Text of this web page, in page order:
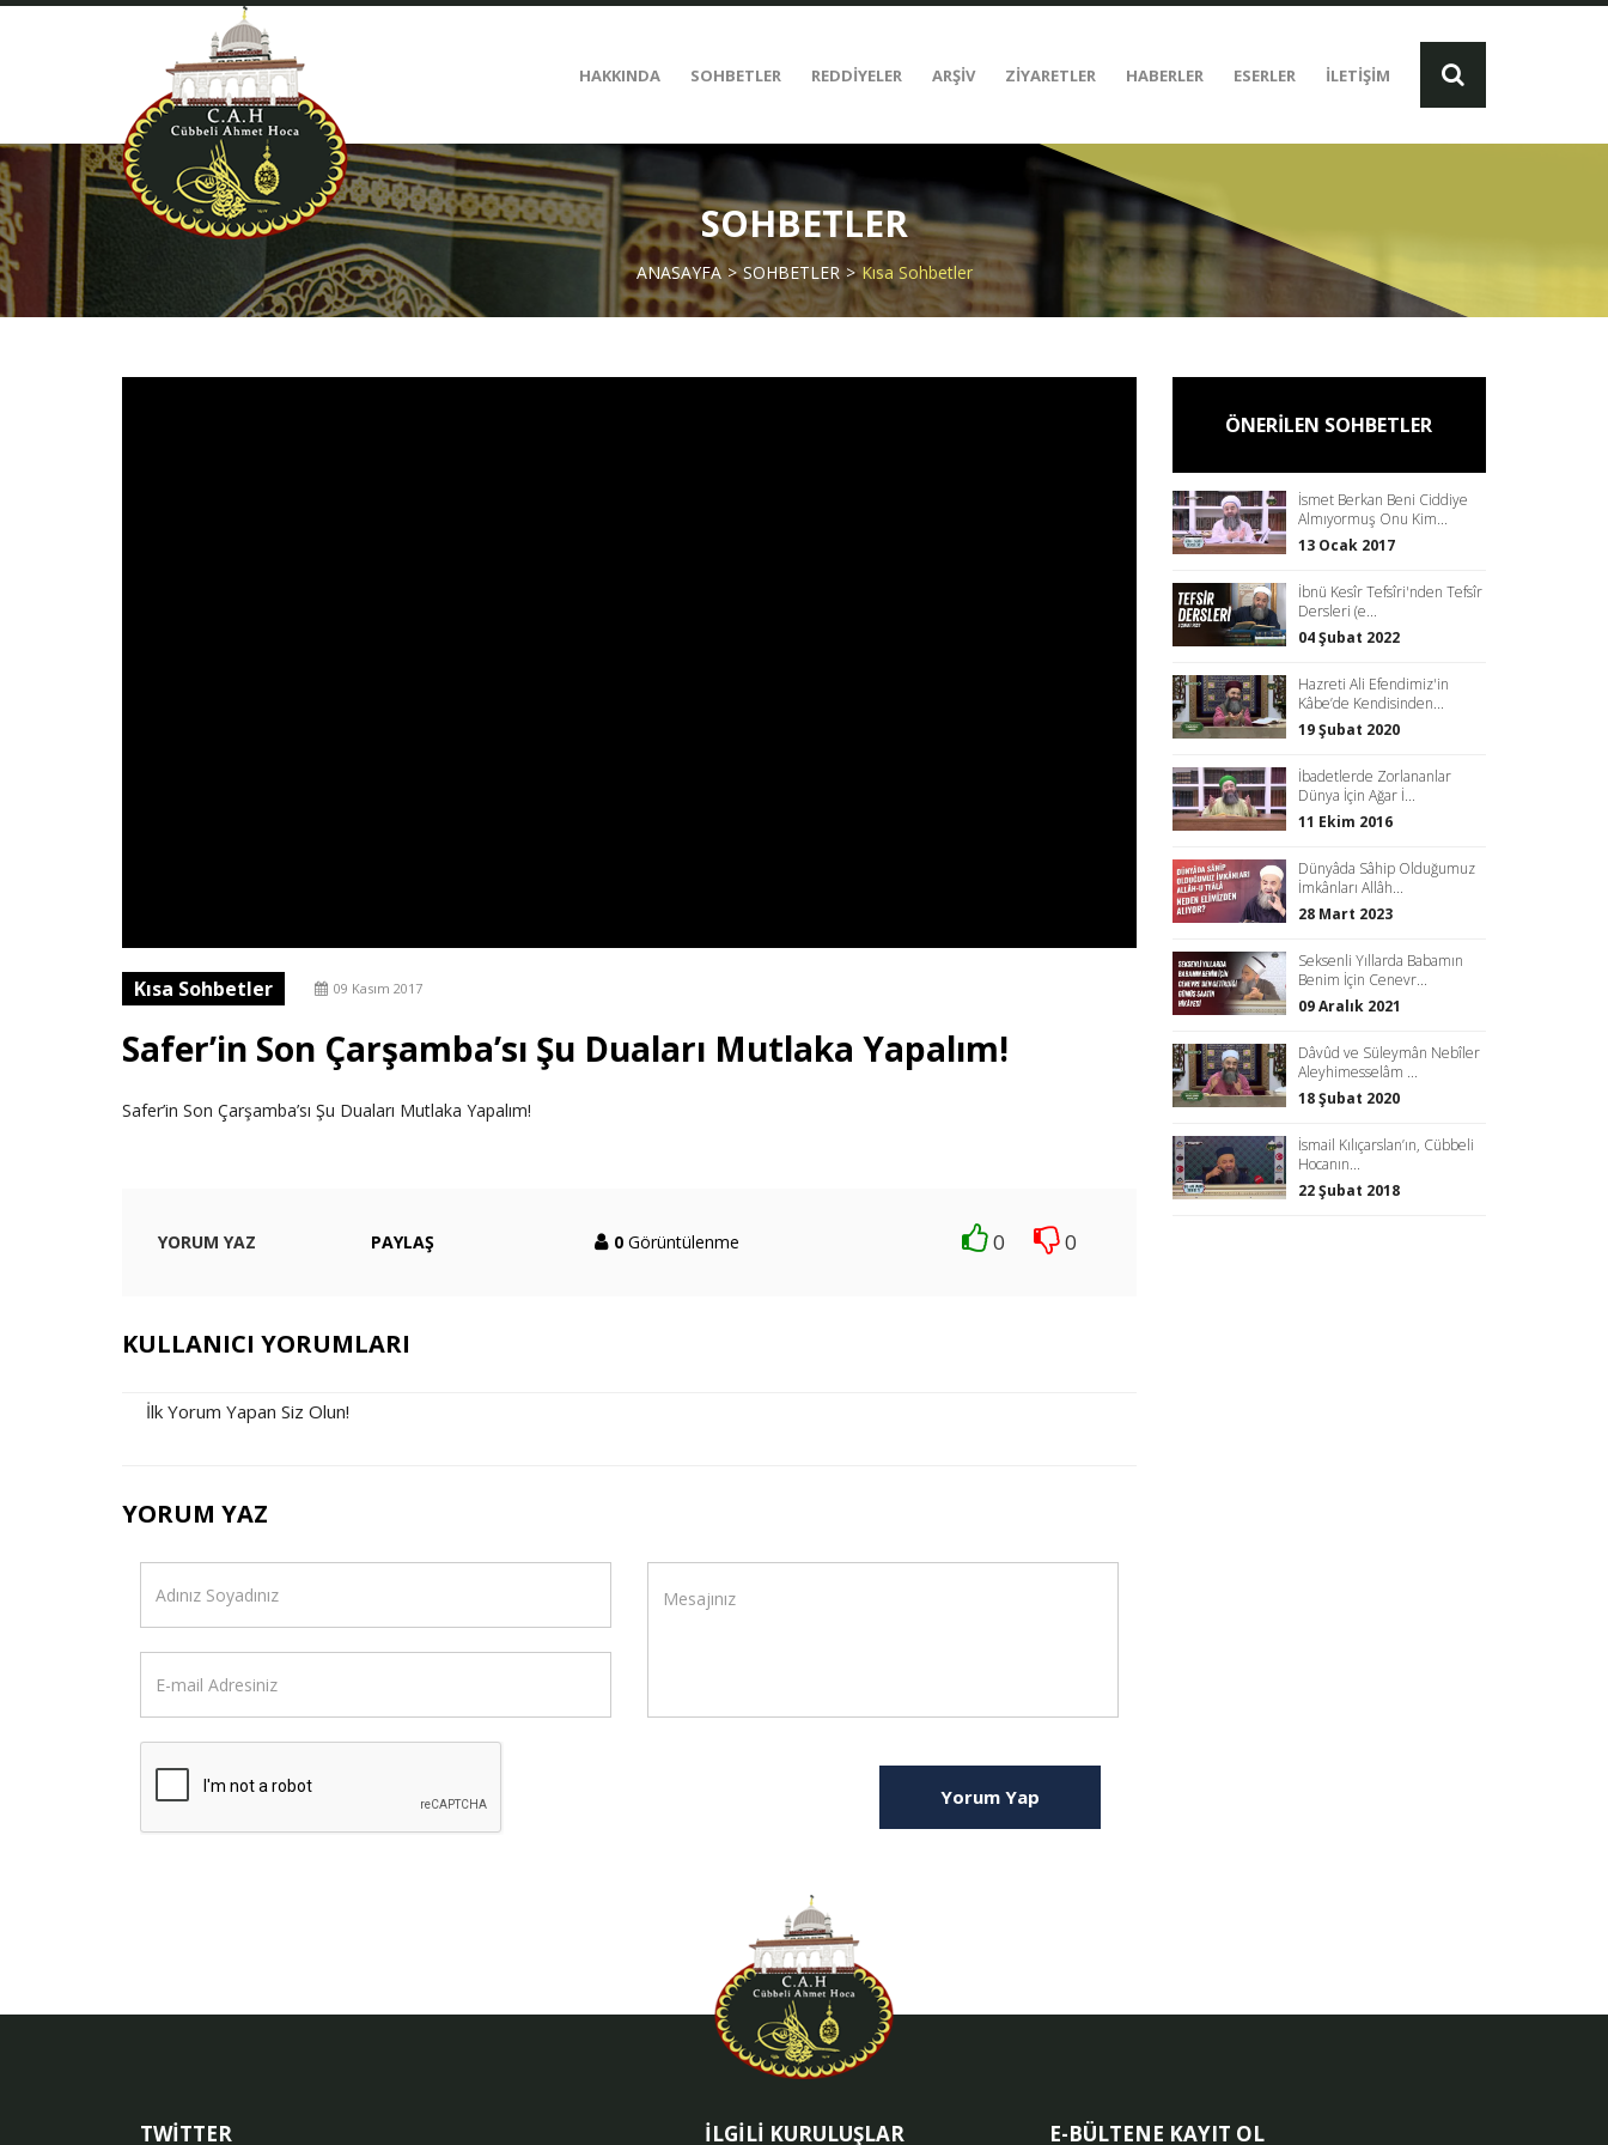
HAKKINDA SOHBETLER REDDİYELER ARŞİV ZİYARETLER HABERLER ESERLER İLETİŞİM
SOHBETLER
ANASAYFA SOHBETLER Kısa Sohbetler
Kısa Sohbetler 09 Kasım 2017
Safer’in Son Çarşamba’sı Şu Duaları Mutlaka Yapalım!
Safer’in Son Çarşamba’sı Şu Duaları Mutlaka Yapalım!
YORUM YAZ PAYLAŞ 0 Görüntülenme 0 0
KULLANICI YORUMLARI
İlk Yorum Yapan Siz Olun!
YORUM YAZ
Yorum Yap
ÖNERİLEN SOHBETLER
İsmet Berkan Beni Ciddiye
Almıyormuş Onu Kim...
13 Ocak 2017
İbnü Kesîr Tefsîri'nden Tefsîr
Dersleri (e...
04 Şubat 2022
Hazreti Ali Efendimiz'in
Kâbe’de Kendisinden...
19 Şubat 2020
İbadetlerde Zorlananlar
Dünya İçin Ağar İ...
11 Ekim 2016
Dünyâda Sâhip Olduğumuz
İmkânları Allâh...
28 Mart 2023
Seksenli Yıllarda Babamın
Benim İçin Cenevr...
09 Aralık 2021
Dâvûd ve Süleymân Nebîler
Aleyhimesselâm ...
18 Şubat 2020
İsmail Kılıçarslan’ın, Cübbeli
Hocanın...
22 Şubat 2018
TWİTTER İLGİLİ KURULUŞLAR E-BÜLTENE KAYIT OL